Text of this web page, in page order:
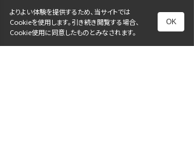
前へ 次へ
よりよい体験を提供するため、当サイトでは
Cookieを使用します。引き続き閲覧する場合、
Cookie使用に同意したものとみなされます。
OK